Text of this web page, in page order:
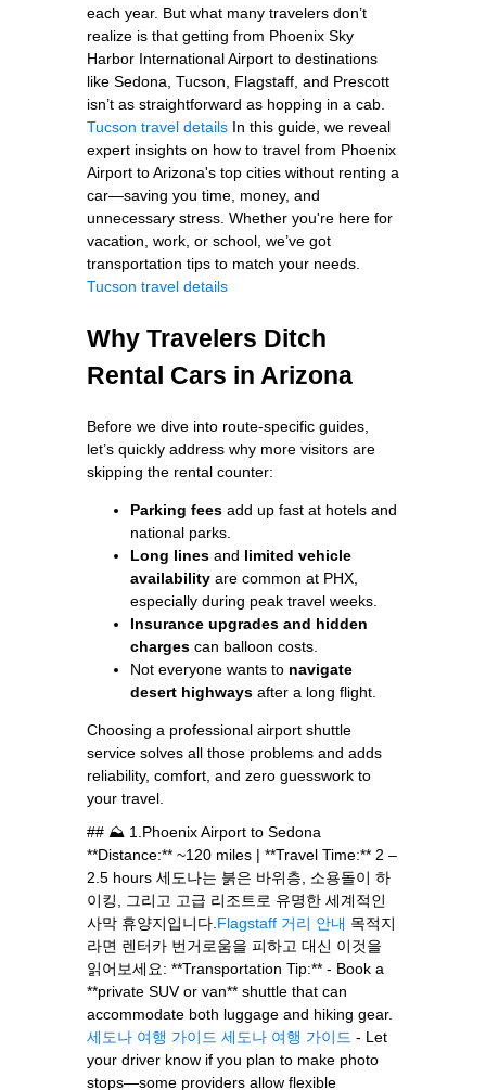
each year. But what many travelers don’t
realize is that getting from Phoenix Sky
Harbor International Airport to destinations
like Sedona, Tucson, Flagstaff, and Prescott
isn’t as straightforward as hopping in a cab.
Tucson travel details In this guide, we reveal
expert insights on how to travel from Phoenix
Airport to Arizona's top cities without renting a
car—saving you time, money, and
unnecessary stress. Whether you're here for
vacation, work, or school, we’ve got
transportation tips to match your needs.
Tucson travel details
Why Travelers Ditch
Rental Cars in Arizona
Before we dive into route-specific guides,
let’s quickly address why more visitors are
skipping the rental counter:
Parking fees add up fast at hotels and
national parks.
Long lines and limited vehicle
availability are common at PHX,
especially during peak travel weeks.
Insurance upgrades and hidden
charges can balloon costs.
Not everyone wants to navigate
desert highways after a long flight.
Choosing a professional airport shuttle
service solves all those problems and adds
reliability, comfort, and zero guesswork to
your travel.
## ⛰️ 1.Phoenix Airport to Sedona
**Distance:** ~120 miles | **Travel Time:** 2 –
2.5 hours 세도나는 붉은 바위층, 소용돌이 하
이킹, 그리고 고급 리조트로 유명한 세계적인
사막 휴양지입니다. Flagstaff 거리 안내 목적지
라면 렌터카 번거로움을 피하고 대신 이것을
읽어보세요: **Transportation Tip:** - Book a
**private SUV or van** shuttle that can
accommodate both luggage and hiking gear.
세도나 여행 가이드 세도나 여행 가이드 - Let
your driver know if you plan to make photo
stops—some providers allow flexible